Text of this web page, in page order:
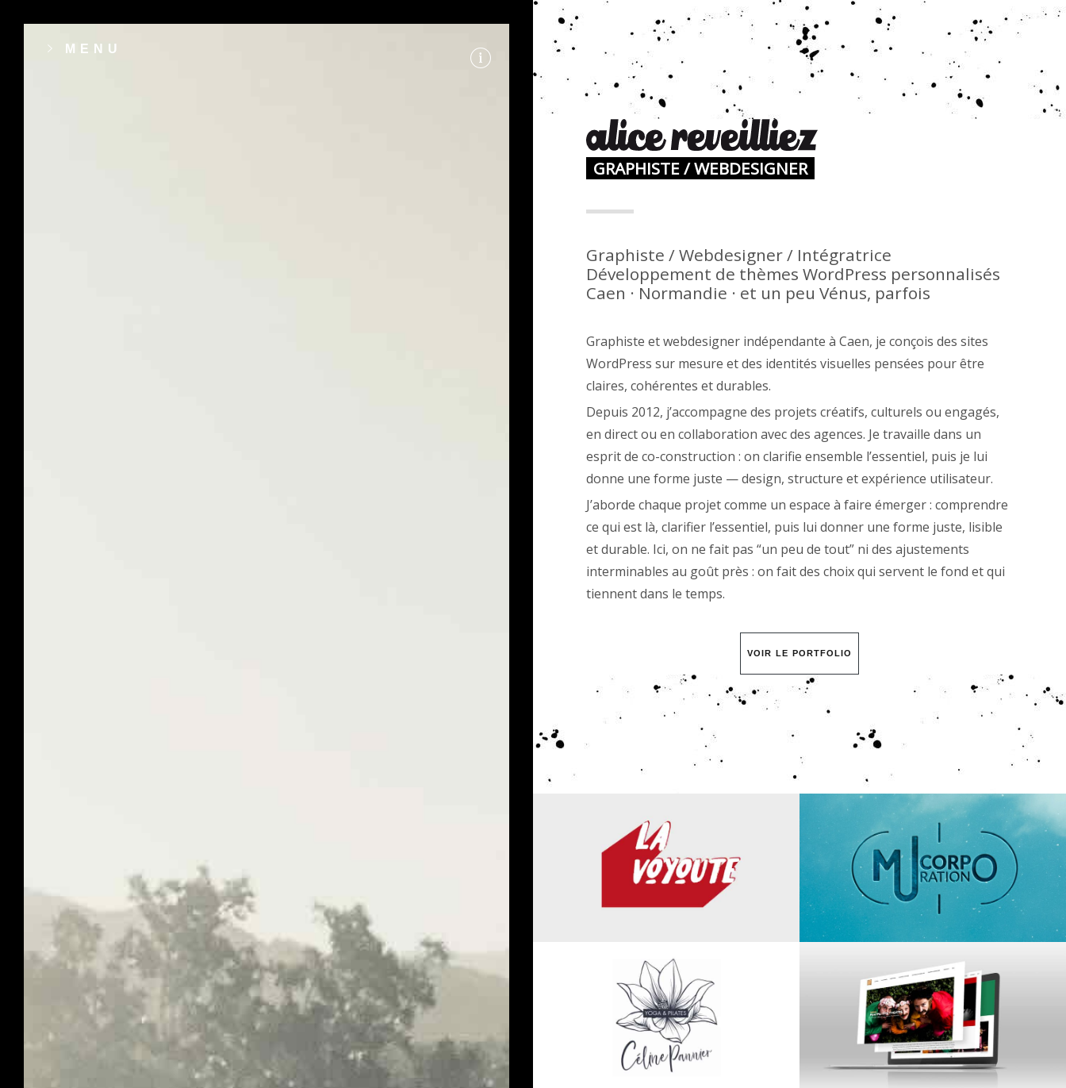
MENU
GRAPHISTE / WEBDESIGNER
Graphiste / Webdesigner / Intégratrice
Développement de thèmes WordPress personnalisés
Caen · Normandie · et un peu Vénus, parfois
Graphiste et webdesigner indépendante à Caen, je conçois des sites
WordPress sur mesure et des identités visuelles pensées pour être
claires, cohérentes et durables.
Depuis 2012, j’accompagne des projets créatifs, culturels ou engagés,
en direct ou en collaboration avec des agences. Je travaille dans un
esprit de co-construction : on clarifie ensemble l’essentiel, puis je lui
donne une forme juste — design, structure et expérience utilisateur.
J’aborde chaque projet comme un espace à faire émerger : comprendre
ce qui est là, clarifier l’essentiel, puis lui donner une forme juste, lisible
et durable. Ici, on ne fait pas “un peu de tout” ni des ajustements
interminables au goût près : on fait des choix qui servent le fond et qui
tiennent dans le temps.
VOIR LE PORTFOLIO